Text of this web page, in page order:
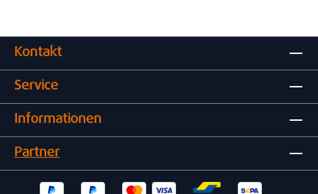
Kontakt
Service
Informationen
Partner